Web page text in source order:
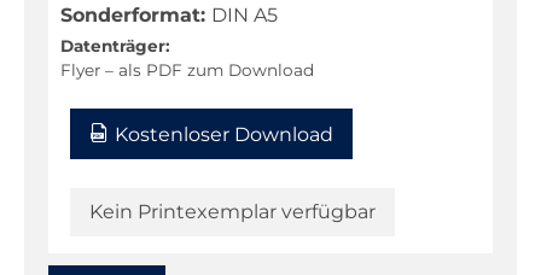
Sonderformat: DIN A5
Datenträger:
Flyer – als PDF zum Download
Kostenloser Download
Kein Printexemplar verfügbar